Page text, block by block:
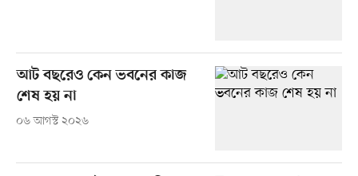
আট বছরেও কেন ভবনের কাজ
শেষ হয় না
০৬ আগস্ট ২০২৬